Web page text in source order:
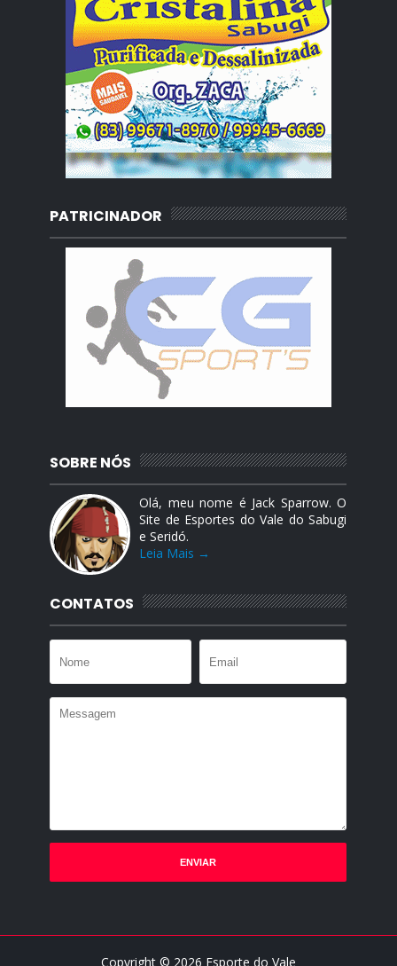
PATRICINADOR
SOBRE NÓS
Olá, meu nome é Jack Sparrow. O
Site de Esportes do Vale do Sabugi
e Seridó.
Leia Mais →
CONTATOS
Copyright © 2026 Esporte do Vale